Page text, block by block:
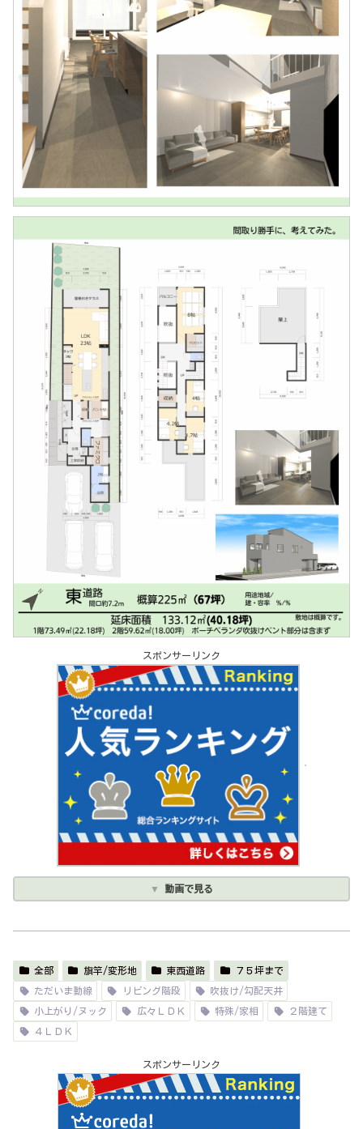
スポンサーリンク
動画で見る
全部 旗竿/変形地 東西道路 ７５坪まで
ただいま動線 リビング階段 吹抜け/勾配天井
小上がり/ヌック 広々ＬＤＫ 特殊/家相 ２階建て
４ＬＤＫ
スポンサーリンク